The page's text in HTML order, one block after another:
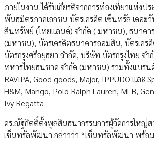
ภายในงาน ได้รับเกียรติจากการท่องเที่ยวแห่งป
พันธมิตรภาคเอกชน บัตรเครดิต เซ็นทรัล เดอ
สินทรัพย์ (ไทยแลนด์) จำกัด ( มหาชน), ธนาคา
(มหาชน), บัตรเครดิตธนาคารออมสิน, บัตรเคร
บัตรกรุงศรีอยุธยา จำกัด, บริษัท บัตรกรุงไทย จ
ทหารไทยธนชาด จำกัด (มหาชน) รวมทั้งแบร
RAVIPA, Good goods, Major, IPPUDO และ
H&M, Mango, Polo Ralph Lauren, MLB,
Ivy Regatta
ดร.ณัฐกิตติ์ตั้งพูลสินธนากรรมการผู้จัดการใหญ่
เซ็นทรัลพัฒนา กล่าวว่า “เซ็นทรัลพัฒนา พร้อ